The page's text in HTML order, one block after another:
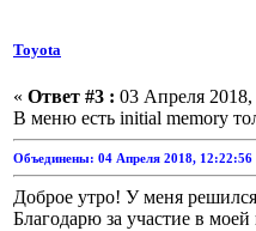
Toyota
« Ответ #3 : 03 Апреля 2018,
В меню есть initial memory
Объединены: 04 Апреля 2018, 12:22:56
Доброе утро! У меня
Благодарю за участие в